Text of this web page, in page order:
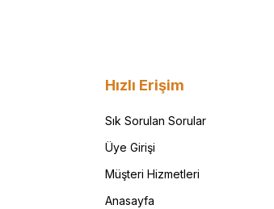
Hızlı Erişim
Sık Sorulan Sorular
Üye Girişi
Müşteri Hizmetleri
Anasayfa